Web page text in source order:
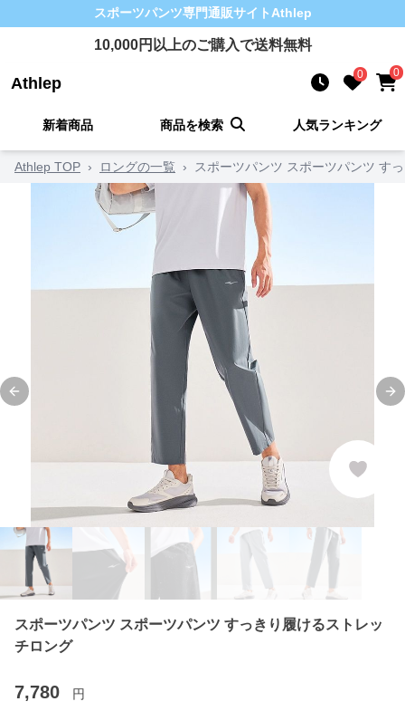
スポーツパンツ専門通販サイト Athlep
10,000円以上のご購入で送料無料
Athlep 0 0
新着商品 商品を検索 人気ランキング
Athlep TOP › ロングの一覧 › スポーツパンツ スポーツパンツ す
Previous slide
スポーツパンツ スポーツパンツ すっきり履けるストレッ
チロング
7,780 円